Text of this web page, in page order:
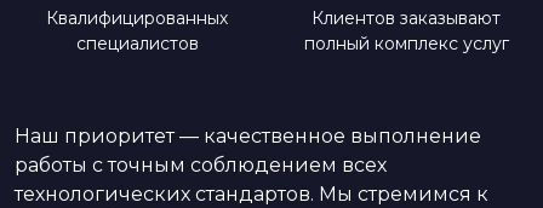
Квалифицированных
специалистов
Клиентов заказывают
полный комплекс услуг
Наш приоритет — качественное выполнение
работы с точным соблюдением всех
технологических стандартов. Мы стремимся к